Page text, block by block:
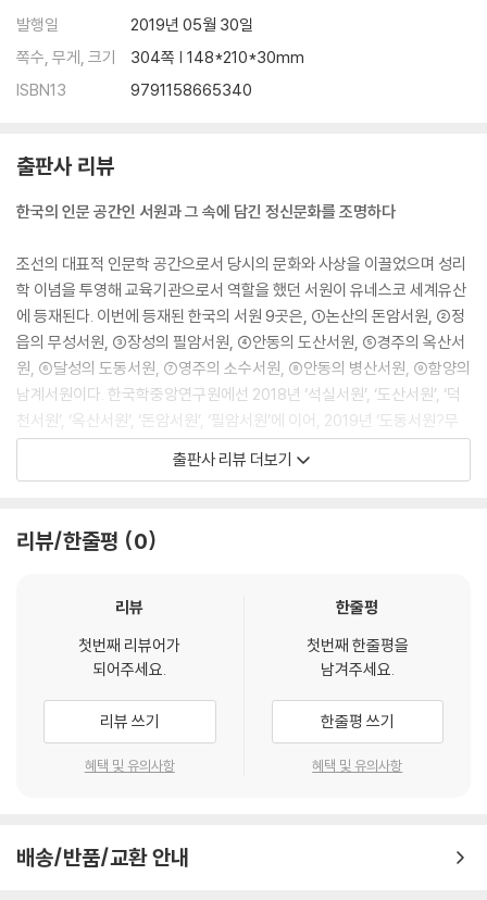
발행일
2019년 05월 30일
쪽수, 무게, 크기
304쪽 | 148*210*30mm
ISBN13
9791158665340
출판사 리뷰
한국의 인문 공간인 서원과 그 속에 담긴 정신문화를 조명하다
조선의 대표적 인문학 공간으로서 당시의 문화와 사상을 이끌었으며 성리
학 이념을 투영해 교육기관으로서 역할을 했던 서원이 유네스코 세계유산
에 등재된다. 이번에 등재된 한국의 서원 9곳은, ①논산의 돈암서원, ②정
읍의 무성서원, ③장성의 필암서원, ④안동의 도산서원, ⑤경주의 옥산서
원, ⑥달성의 도동서원, ⑦영주의 소수서원, ⑧안동의 병산서원, ⑨함양의
남계서원이다. 한국학중앙연구원에선 2018년 ‘석실서원’, ‘도산서원’, ‘덕
천서원’, ‘옥산서원’, ‘돈암서원’, ‘필암서원’에 이어, 2019년 ‘도동서원?무
성서원’, ‘문헌서원?심곡서원?도봉서원’과 ‘회연서원’을 발간하였다. 특히
건축물이나 관광지로서 서원을 다룬 기존의 관련 도서와 달리 한국의 인문
가 있다.
사회문화적 역할, 가치, 제향 인물의 역사성 등을 종합하여, 각 서원의 보
서원은 교육기관이기 전에 서원에 제향된 인물을 정신적 뿌리로 하여 조선
시대 중앙은 물론 지역 사회문화의 중심 역할을 하였으며, 한국 사상사에
큰 영향을 미쳤다. 한국의 서원은 존현(尊賢)과 교학(敎學)의 공간이라
는 보편성과 함께 지역?학파?정파에 따른 특수성도 존재한다. 서원은 제
창건?중건?이건, 서원의 학술?문화적 특성과 사회적 영향, 제향 인물의
출판사 리뷰 더보기
리뷰/한줄평 0
리뷰
첫번째 리뷰어가
되어주세요.
리뷰 쓰기
혜택 및 유의사항
한줄평
첫번째 한줄평을
남겨주세요.
한줄평 쓰기
혜택 및 유의사항
배송/반품/교환 안내